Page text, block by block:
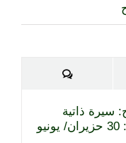
تعليقات
سيرة ذاتية
(مختصرة) (آخر تحديث: 30 حزيران/ يونيو